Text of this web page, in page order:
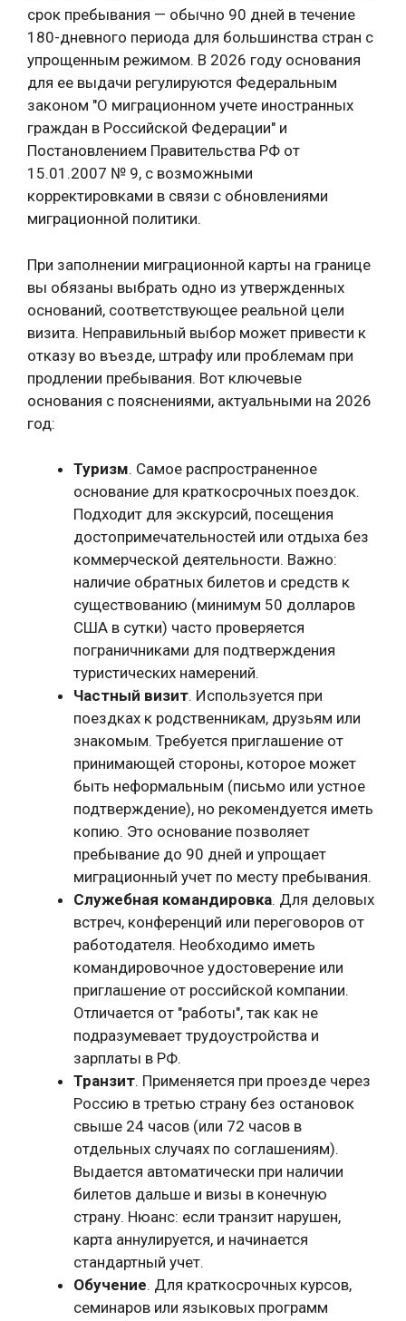
срок пребывания — обычно 90 дней в течение
180-дневного периода для большинства стран с
упрощенным режимом. В 2026 году основания
для ее выдачи регулируются Федеральным
законом "О миграционном учете иностранных
граждан в Российской Федерации" и
Постановлением Правительства РФ от
15.01.2007 № 9, с возможными
корректировками в связи с обновлениями
миграционной политики.
При заполнении миграционной карты на границе
вы обязаны выбрать одно из утвержденных
оснований, соответствующее реальной цели
визита. Неправильный выбор может привести к
отказу во въезде, штрафу или проблемам при
продлении пребывания. Вот ключевые
основания с пояснениями, актуальными на 2026
год:
Туризм. Самое распространенное
основание для краткосрочных поездок.
Подходит для экскурсий, посещения
достопримечательностей или отдыха без
коммерческой деятельности. Важно:
наличие обратных билетов и средств к
существованию (минимум 50 долларов
США в сутки) часто проверяется
пограничниками для подтверждения
туристических намерений.
Частный визит. Используется при
поездках к родственникам, друзьям или
знакомым. Требуется приглашение от
принимающей стороны, которое может
быть неформальным (письмо или устное
подтверждение), но рекомендуется иметь
копию. Это основание позволяет
пребывание до 90 дней и упрощает
миграционный учет по месту пребывания.
Служебная командировка. Для деловых
встреч, конференций или переговоров от
работодателя. Необходимо иметь
командировочное удостоверение или
приглашение от российской компании.
Отличается от "работы", так как не
подразумевает трудоустройства и
зарплаты в РФ.
Транзит. Применяется при проезде через
Россию в третью страну без остановок
свыше 24 часов (или 72 часов в
отдельных случаях по соглашениям).
Выдается автоматически при наличии
билетов дальше и визы в конечную
страну. Нюанс: если транзит нарушен,
карта аннулируется, и начинается
стандартный учет.
Обучение. Для краткосрочных курсов,
семинаров или языковых программ